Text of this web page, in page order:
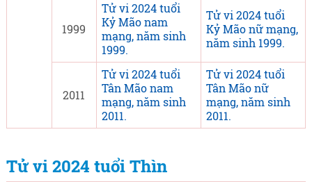
1999
Tử vi 2024 tuổi
Kỷ Mão nam
mạng, năm sinh
1999.
Tử vi 2024 tuổi
Kỷ Mão nữ mạng,
năm sinh 1999.
2011
Tử vi 2024 tuổi
Tân Mão nam
mạng, năm sinh
2011.
Tử vi 2024 tuổi
Tân Mão nữ
mạng, năm sinh
2011.
Tử vi 2024 tuổi Thìn